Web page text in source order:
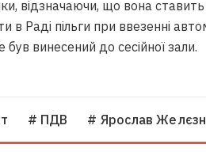
відзначаючи, що вона
в Раді пільги при ввезенні
був винесений до сесійної зали.
# ПДВ # Ярослав